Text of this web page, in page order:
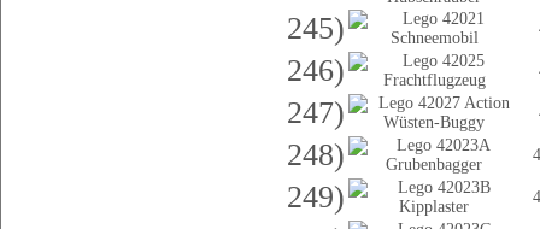
245)
246)
247)
248)
249)